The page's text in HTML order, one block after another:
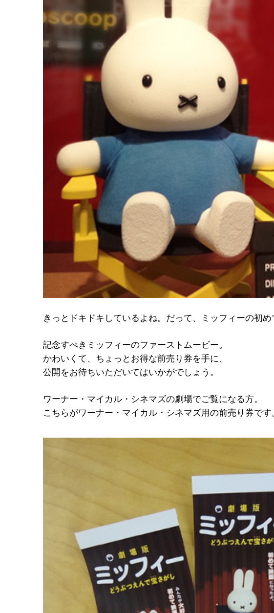
きっとドキドキしているよね。だって、ミッフィーの初め
記念すべきミッフィーのファーストムービー。
かわいくて、ちょっとお得な前売り券を手に、
公開をお待ちいただいてはいかがでしょう。
ワーナー・マイカル・シネマズの劇場でご覧になる方。
こちらがワーナー・マイカル・シネマズ用の前売り券です